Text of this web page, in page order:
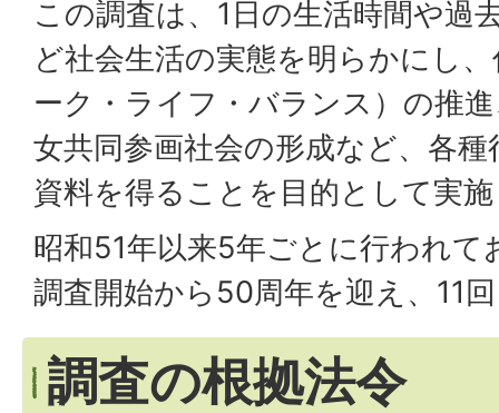
この調査は、1日の生活時間や過
ど社会生活の実態を明らかにし
ーク・ライフ・バランス）の推
女共同参画社会の形成など、各
資料を得ることを目的として実
昭和51年以来5年ごとに行われて
調査開始から50周年を迎え、11
調査の根拠法令